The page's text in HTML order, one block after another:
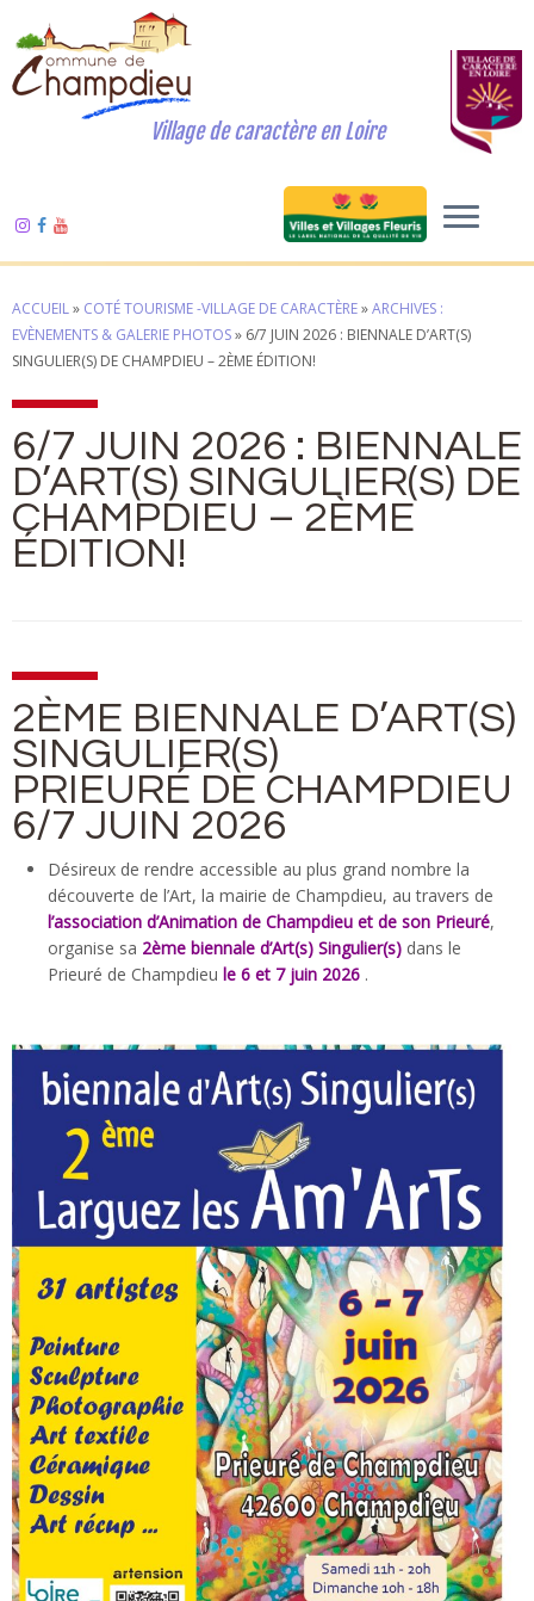
Village de caractère en Loire
ACCUEIL» COTÉ TOURISME -VILLAGE DE CARACTÈRE»ARCHIVES :
EVÈNEMENTS & GALERIE PHOTOS» 6/7 JUIN 2026 : BIENNALE D’ART(S)
SINGULIER(S) DE CHAMPDIEU – 2ÈME ÉDITION!
6/7 JUIN 2026 : BIENNALE
D’ART(S) SINGULIER(S) DE
CHAMPDIEU – 2ÈME
ÉDITION!
2ÈME BIENNALE D’ART(S)
SINGULIER(S)
PRIEURÉ DE CHAMPDIEU
6/7 JUIN 2026
Désireux de rendre accessible au plus grand nombre la
découverte de l’Art, la mairie de Champdieu, au travers de
l’association d’Animation de Champdieu et de son Prieuré,
organise sa 2ème biennale d’Art(s) Singulier(s) dans le
Prieuré de Champdieu le 6 et 7 juin 2026 .